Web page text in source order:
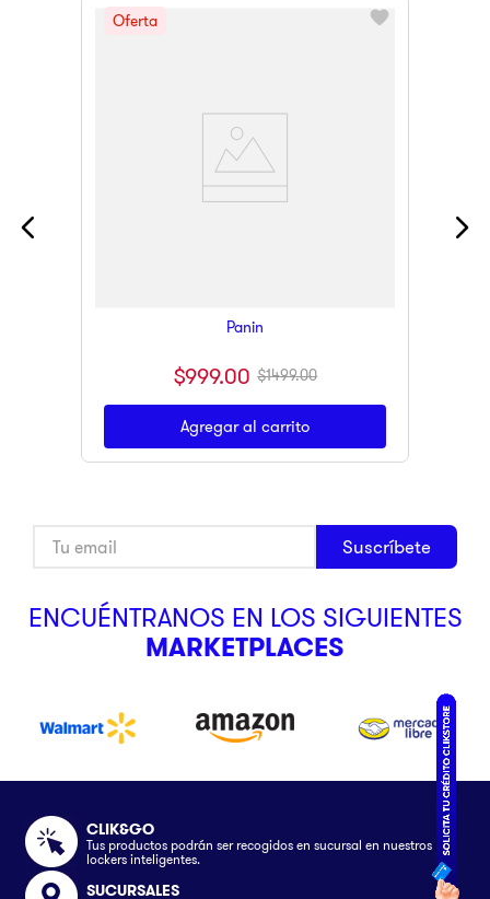
Panin
$999.00 $1499.00
Agregar al carrito
Suscríbete
ENCUÉNTRANOS EN LOS SIGUIENTES
MARKETPLACES
CLIK&GO
Tus productos podrán ser recogidos en sucursal en nuestros
lockers inteligentes.
SUCURSALES